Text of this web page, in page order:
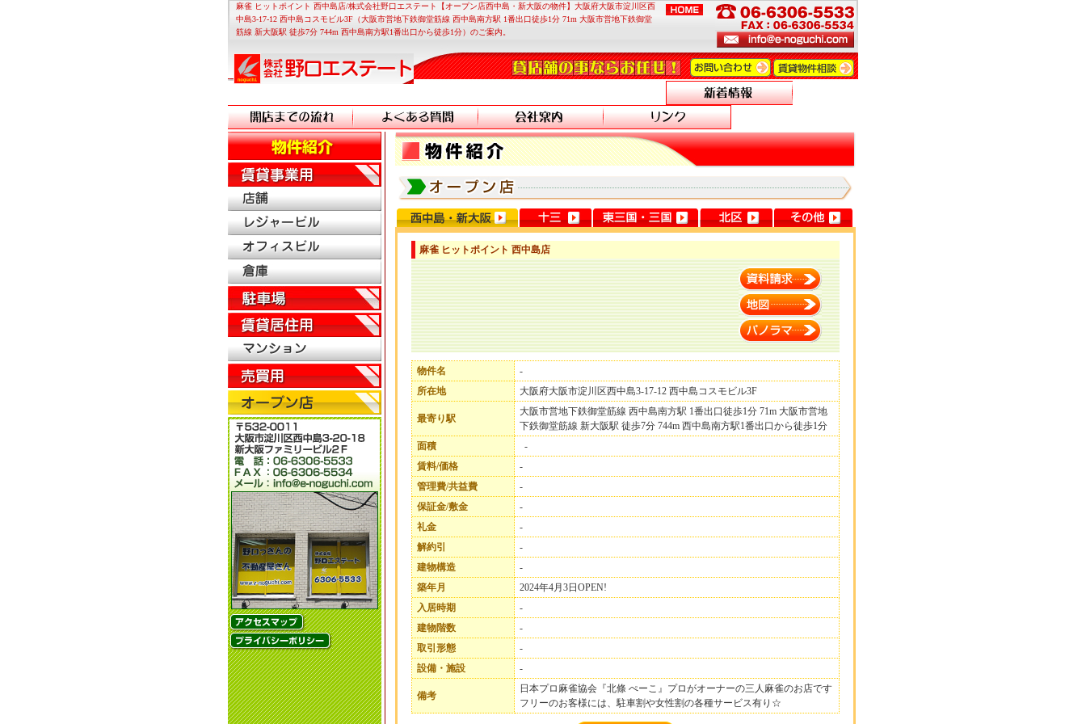
麻雀 ヒットポイント 西中島店/株式会社野口エステート【オープン店西中島・新大阪の物件】大阪府大阪市淀川区西
中島3-17-12 西中島コスモビル3F（大阪市営地下鉄御堂筋線 西中島南方駅 1番出口徒歩1分 71m 大阪市営地下鉄御堂
筋線 新大阪駅 徒歩7分 744m 西中島南方駅1番出口から徒歩1分）のご案内。
麻雀 ヒットポイント 西中島店
物件名
-
所在地
大阪府大阪市淀川区西中島3-17-12 西中島コスモビル3F
最寄り駅
大阪市営地下鉄御堂筋線 西中島南方駅 1番出口徒歩1分 71m 大阪市営地
下鉄御堂筋線 新大阪駅 徒歩7分 744m 西中島南方駅1番出口から徒歩1分
面積
-
賃料/価格
-
管理費/共益費
-
保証金/敷金
-
礼金
-
解約引
-
建物構造
-
築年月
2024年4月3日OPEN!
入居時期
-
建物階数
-
取引形態
-
設備・施設
-
備考
日本プロ麻雀協会『北條 ぺーこ』プロがオーナーの三人麻雀のお店です
フリーのお客様には、駐車割や女性割の各種サービス有り☆